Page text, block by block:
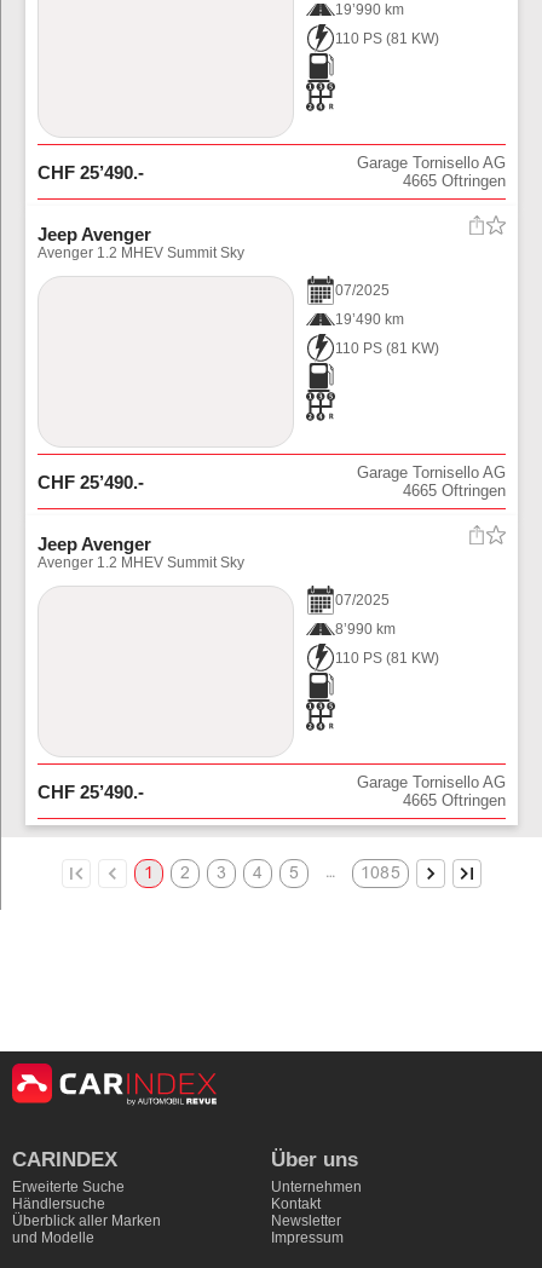
19’990 km
110 PS (81 KW)
CHF 25’490.-
Garage Tornisello AG
4665 Oftringen
Jeep Avenger
Avenger 1.2 MHEV Summit Sky
07/2025
19’490 km
110 PS (81 KW)
CHF 25’490.-
Garage Tornisello AG
4665 Oftringen
Jeep Avenger
Avenger 1.2 MHEV Summit Sky
07/2025
8’990 km
110 PS (81 KW)
CHF 25’490.-
Garage Tornisello AG
4665 Oftringen
1 2 3 4 5 … 1085
CARINDEX
Erweiterte Suche
Händlersuche
Überblick aller Marken
und Modelle
Über uns
Unternehmen
Kontakt
Newsletter
Impressum